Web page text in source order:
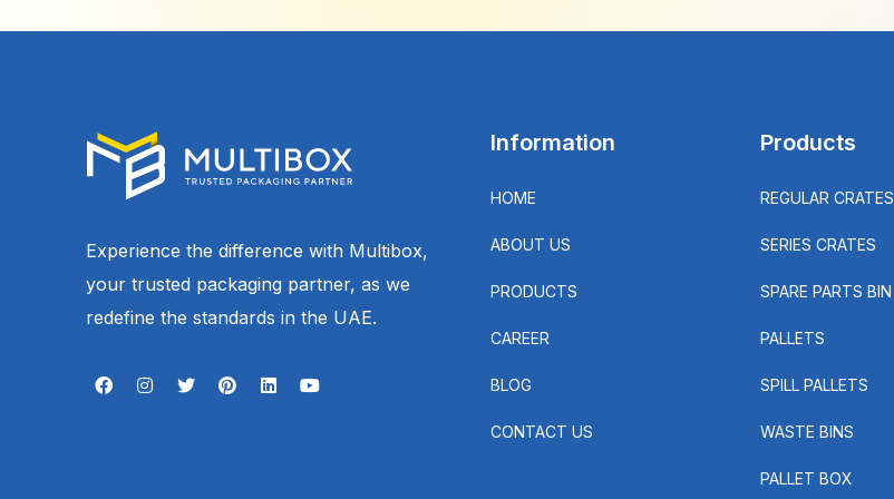
Experience the difference with Multibox,
your trusted packaging partner, as we
redefine the standards in the UAE.
Information
HOME
ABOUT US
PRODUCTS
CAREER
BLOG
CONTACT US
Products
REGULAR CRATES
SERIES CRATES
SPARE PARTS BIN
PALLETS
SPILL PALLETS
WASTE BINS
PALLET BOX